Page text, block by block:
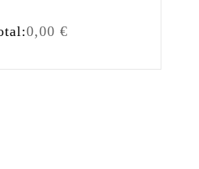
0,00 €